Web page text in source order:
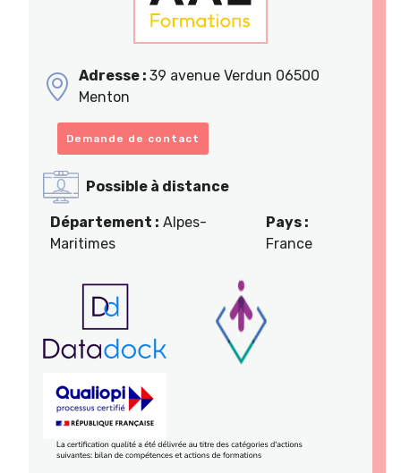
Adresse : 39 avenue Verdun 06500
Menton
Demande de contact
Possible à distance
Département : Alpes-
Maritimes
Pays :
France